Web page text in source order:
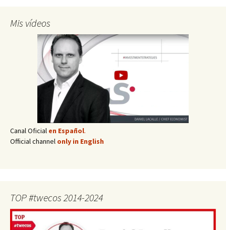
Mis vídeos
Canal Oficial en Español.
Official channel only in English
TOP #twecos 2014-2024